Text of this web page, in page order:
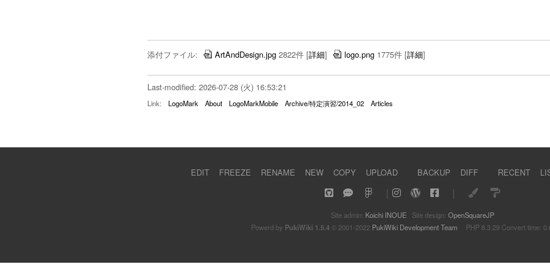
添付ファイル: ArtAndDesign.jpg 2822件 [詳細] logo.png 1775件 [詳細]
Last-modified: 2026-07-28 (火) 16:53:21
Link: LogoMark About LogoMarkMobile Archive/特定演習/2014_02 Articles
EDIT FREEZE RENAME NEW COPY UPLOAD BACKUP DIFF RECENT
Site admin: Koichi INOUE Site design: OpenSquareJP
Powerd by PukiWiki 1.5.4© 2001-2022 PukiWiki Development TeamPHP 8.3.29 Convert time: